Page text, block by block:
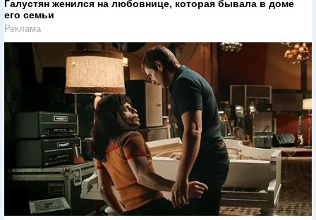
Галустян женился на любовнице, которая бывала в доме
его семьи
Реклама